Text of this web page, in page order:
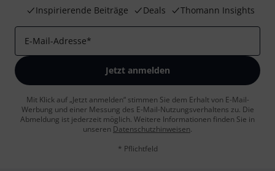
Inspirierende Beiträge
Deals Thomann Insights
E-Mail-Adresse*
Jetzt anmelden
Mit Klick auf „Jetzt anmelden“ stimmen Sie dem Erhalt von E-Mail-
Werbung und einer Messung des E-Mail-Nutzungsverhaltens zu. Die
Abmeldung ist jederzeit möglich. Weitere Informationen finden Sie in
unseren Datenschutzhinweisen.
* Pflichtfeld